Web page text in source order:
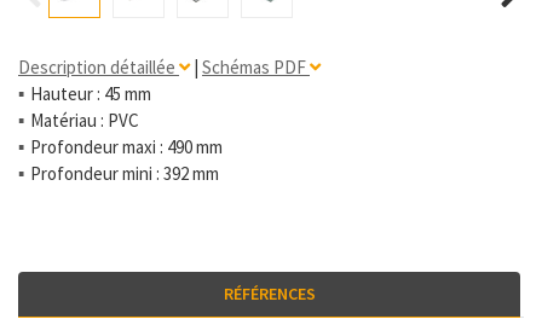
Description détaillée | Schémas PDF
Hauteur : 45 mm
Matériau : PVC
Profondeur maxi : 490 mm
Profondeur mini : 392 mm
RÉFÉRENCES